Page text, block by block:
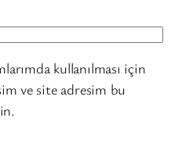
kullanılması için
ve site adresim bu